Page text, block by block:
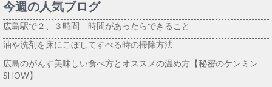
今週の人気ブログ
広島駅で２、３時間 時間があったらできること
油や洗剤を床にこぼしてすべる時の掃除方法
広島のがんす美味しい食べ方とオススメの温め方【秘密のケンミン
SHOW】